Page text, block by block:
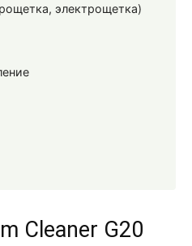
электрощетка)
Cleaner G20